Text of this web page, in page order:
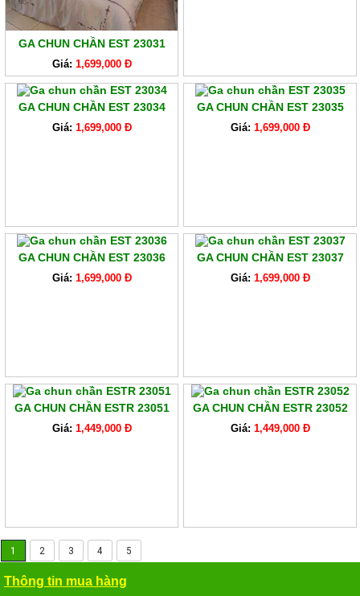
GA CHUN CHẦN EST 23031
Giá: 1,699,000 Đ
GA CHUN CHẦN EST 23034
Giá: 1,699,000 Đ
GA CHUN CHẦN EST 23035
Giá: 1,699,000 Đ
GA CHUN CHẦN EST 23036
Giá: 1,699,000 Đ
GA CHUN CHẦN EST 23037
Giá: 1,699,000 Đ
GA CHUN CHẦN ESTR 23051
Giá: 1,449,000 Đ
GA CHUN CHẦN ESTR 23052
Giá: 1,449,000 Đ
1 2 3 4 5
Thông tin mua hàng